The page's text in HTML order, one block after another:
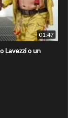
01:47
Lavezzi o un